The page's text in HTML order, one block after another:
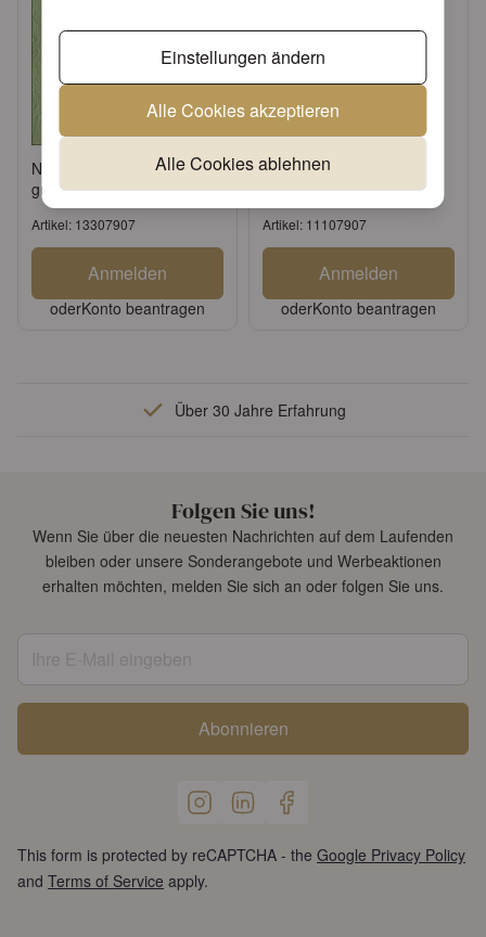
Einstellungen ändern
Alle Cookies akzeptieren
Alle Cookies ablehnen
Napkin 33 Elegance pale
green FSC Mix
Artikel: 13307907
Anmelden
oderKonto beantragen
Napkin GT Elegance pale
green FSC Mix
Artikel: 11107907
Anmelden
oderKonto beantragen
Über 30 Jahre Erfahrung
Folgen Sie uns!
Wenn Sie über die neuesten Nachrichten auf dem Laufenden
bleiben oder unsere Sonderangebote und Werbeaktionen
erhalten möchten, melden Sie sich an oder folgen Sie uns.
Abonnieren
This form is protected by reCAPTCHA - the Google Privacy Policy
and Terms of Service apply.